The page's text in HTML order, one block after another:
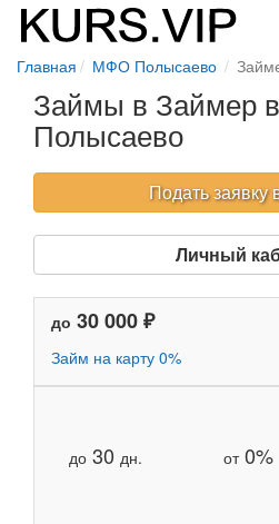
Главная МФО Полысаево
Займы в Займер в
Полысаево
Подать заявку
Личный
до 30 000 ₽
Займ на карту 0%
до 30 дн. от0%